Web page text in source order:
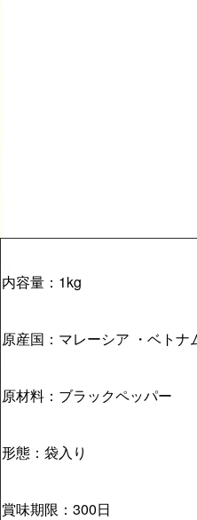
内容量：1kg
原産国：マレーシア ・ベトナ
原材料：ブラックペッパー
形態：袋入り
賞味期限：300日